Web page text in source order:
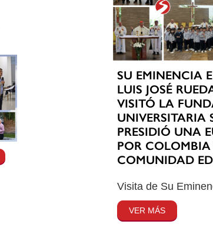
SU EMINENCIA
LUIS JOSÉ
VISITÓ LA
UNIVERSITARIA
PRESIDIÓ UNA
POR
COMUNIDAD
Visita de Su
VER MÁS